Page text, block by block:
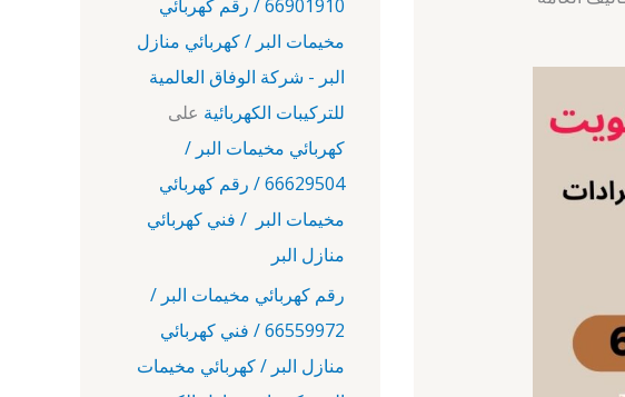
66901910 / رقم كهربائي
مخيمات البر / كهربائي منازل
البر - شركة الوفاق العالمية
للتركيبات الكهربائية على
كهربائي مخيمات البر /
66629504 / رقم كهربائي
مخيمات البر / فني كهربائي
منازل البر
رقم كهربائي مخيمات البر /
66559972 / فني كهربائي
منازل البر / كهربائي مخيمات